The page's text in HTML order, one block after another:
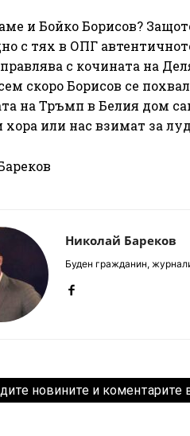
и Бойко Борисов?
с тях в ОПГ
с кочината на
скоро Борисов се
на Тръмп в Белия дом
хора или нас взимат за
Николай Бареков
Буден гражданин,
новините и коментарите